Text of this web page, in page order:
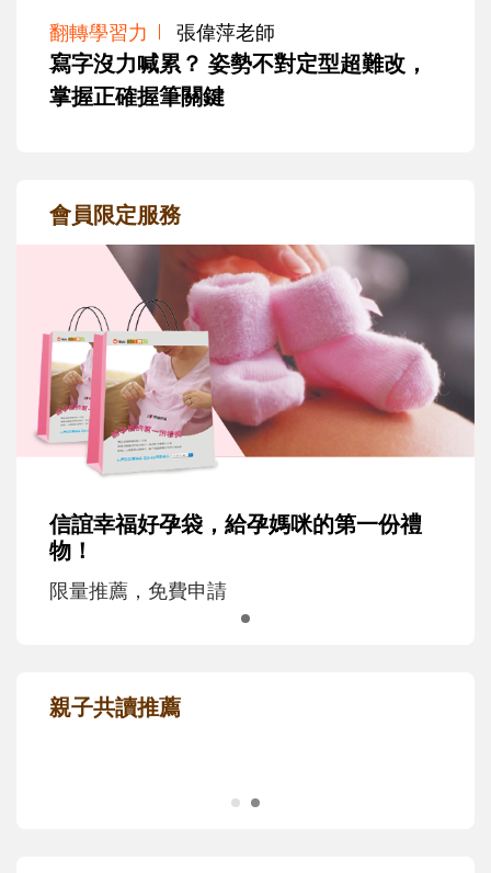
翻轉學習力 張偉萍老師
寫字沒力喊累？ 姿勢不對定型超難改，
掌握正確握筆關鍵
會員限定服務
信誼幸福好孕袋，給孕媽咪的第一份禮
物！
限量推薦，免費申請
親子共讀推薦